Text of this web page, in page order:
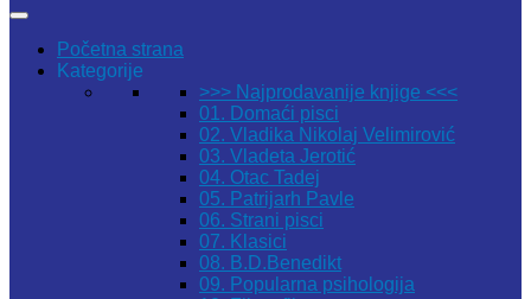
Početna strana
Kategorije
>>> Najprodavanije knjige <<<
01. Domaći pisci
02. Vladika Nikolaj Velimirović
03. Vladeta Jerotić
04. Otac Tadej
05. Patrijarh Pavle
06. Strani pisci
07. Klasici
08. B.D.Benedikt
09. Popularna psihologija